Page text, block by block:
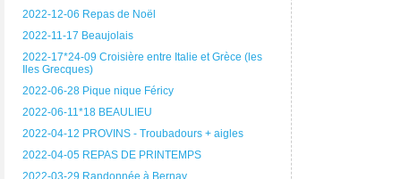
2022-12-06 Repas de Noël
2022-11-17 Beaujolais
2022-17*24-09 Croisière entre Italie et Grèce (les
Iles Grecques)
2022-06-28 Pique nique Féricy
2022-06-11*18 BEAULIEU
2022-04-12 PROVINS - Troubadours + aigles
2022-04-05 REPAS DE PRINTEMPS
2022-03-29 Randonnée à Bernay